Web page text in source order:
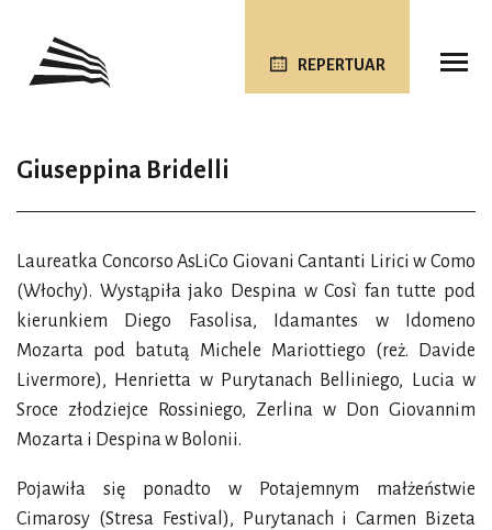
REPERTUAR
Giuseppina Bridelli
Laureatka Concorso AsLiCo Giovani Cantanti Lirici w Como
(Włochy). Wystąpiła jako Despina w Così fan tutte pod
kierunkiem Diego Fasolisa, Idamantes w Idomeno
Mozarta pod batutą Michele Mariottiego (reż. Davide
Livermore), Henrietta w Purytanach Belliniego, Lucia w
Sroce złodziejce Rossiniego, Zerlina w Don Giovannim
Mozarta i Despina w Bolonii.
Pojawiła się ponadto w Potajemnym małżeństwie
Cimarosy (Stresa Festival), Purytanach i Carmen Bizeta